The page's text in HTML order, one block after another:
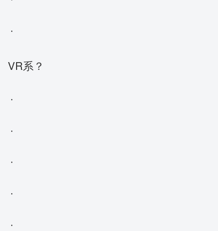
・
VR系？
・
・
・
・
・